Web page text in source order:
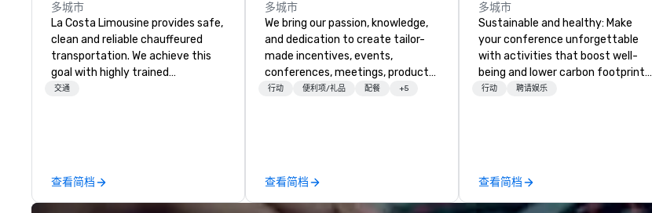
多城市
La Costa Limousine provides safe,
clean and reliable chauffeured
transportation. We achieve this
goal with highly trained
chauffeurs, the newest vehicles
perfectly maintained fleet of late
model luxury vehicles to the
交通
查看简档
多城市
We bring our passion, knowledge,
and dedication to create tailor-
made incentives, events,
conferences, meetings, product
launches, and luxury travel
information or collaboration
opportunities.
行动 便利项/礼品 配餐 +5
查看简档
多城市
Sustainable and healthy: Make
your conference unforgettable
with activities that boost well-
being and lower carbon footprints.
Explore the world on the run with
行动 聘请娱乐
查看简档